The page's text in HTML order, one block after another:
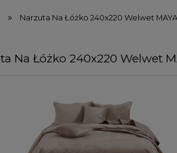
» Narzuta Na Łóżko 240x220 Welwet
Na Łóżko 240x220 Welwet